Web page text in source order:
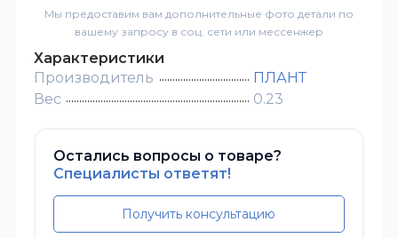
Мы предоставим вам дополнительные фото детали по
вашему запросу в соц. сети или мессенжер
Характеристики
Производитель
ПЛАНТ
Вес
0.23
Остались вопросы о товаре?
Специалисты ответят!
Получить консультацию